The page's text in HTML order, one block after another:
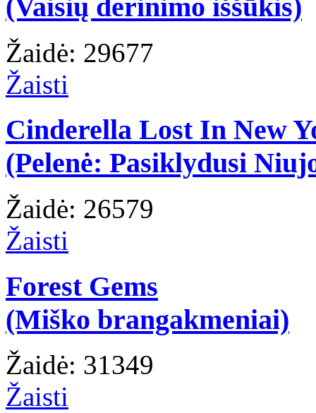
(Vaisių derinimo iššūkis)
Žaidė: 29677
Žaisti
Cinderella Lost In New
(Pelenė: Pasiklydusi
Žaidė: 26579
Žaisti
Forest Gems
(Miško brangakmeniai)
Žaidė: 31349
Žaisti